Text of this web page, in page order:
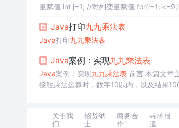
Java打印九九乘法表
Java打印九九乘法表
Java案例：实现九九乘法表
Java案例：实现九九乘法表 前言 本篇文章
接触乘法运算时，数字10以内，以及结果100以内的乘法口诀。 二、解题思路 因为涉及到行与
关于我
们
招贤纳
士
商务合
作
寻求报
道